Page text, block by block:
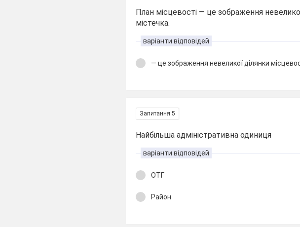
План місцевості — це зображення
містечка.
варіанти відповідей
— це зображення невеликої ділянки
Запитання 5
Найбільша адміністративна одиниця
варіанти відповідей
ОТГ
Район